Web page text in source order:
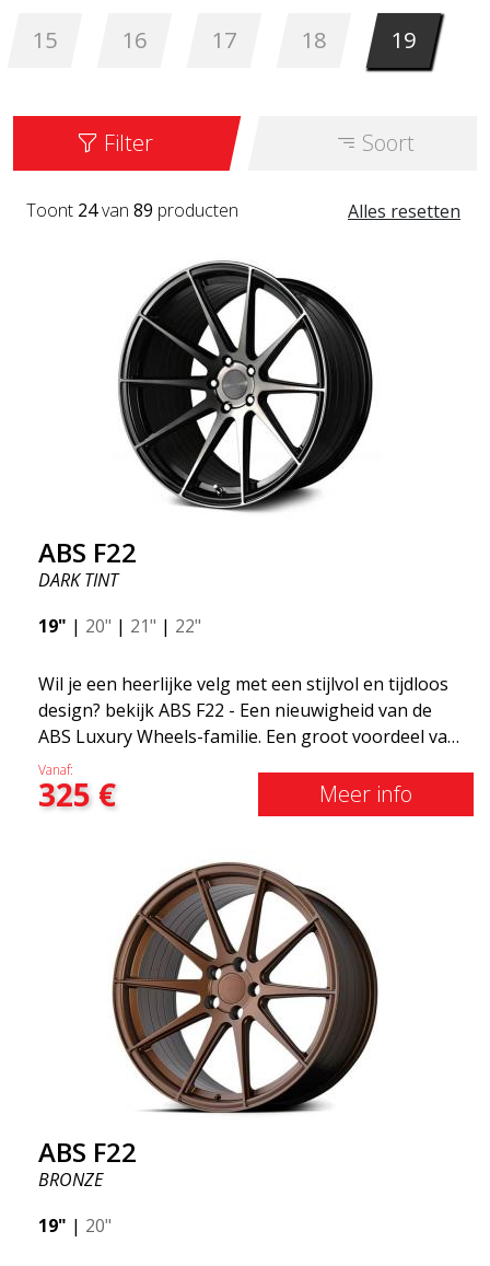
15 16 17 18 19
Filter Soort
Alles resetten
Toont 24van 89 producten
ABS F22
DARK TINT
19" | 20" | 21" | 22"
Wil je een heerlijke velg met een stijlvol en tijdloos
design? bekijk ABS F22 - Een nieuwigheid van de
ABS Luxury Wheels-familie. Een groot voordeel van
deze velg is de gewichtsbesparing tot wel 50%Onder
alle toonaangevende race-experts ter wereld is er
één ding waar iedereen het over eens is, het
besparing van 50% biedt grote voordelen zoals
brandstofbesparing, snelheid en gewicht. Net als
elke andere ABS-velg is deze stijlvol en aanpasbaar
aan elk automerk. Dankzij de ABS360 konan kunnen
we de kegel eenvoudig aanpassen aan uw specifieke
Vanaf:
325€ Meer info
ABS F22
BRONZE
19" | 20"